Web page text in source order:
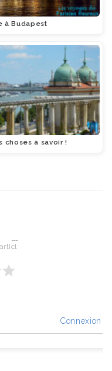
à Budapest
choses à savoir !
Connexion